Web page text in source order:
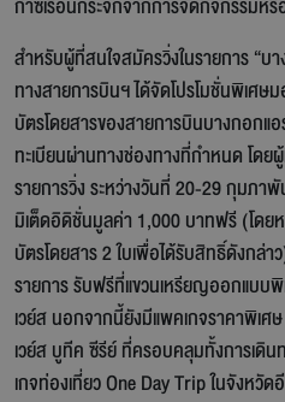
สำหรับผู้ที่สนใจสมัครวิ่งในรายการ “บ
ทางสายการบินฯ ได้จัดโปรโมชั่นพิเศ
บัตรโดยสารของสายการบินบางกอกแ
ทะเบียนผ่านทางช่องทางที่กำหนด โดย
รายการวิ่ง ระหว่างวันที่ 20-29 กุมภ
มิเต็ดอิดิชั่นมูลค่า 1,000 บาทฟรี (โด
บัตรโดยสาร 2 ใบเพื่อได้รับสิทธิ์ดังกล่
รายการ รับฟรีที่แขวนเหรียญออกแบบ
เวย์ส นอกจากนี้ยังมีแพคเกจราคาพิเ
เวย์ส บูทีค ซีรีย์ ที่ครอบคลุมทั้งการเดิ
เกจท่องเที่ยว One Day Trip ในจังหวั